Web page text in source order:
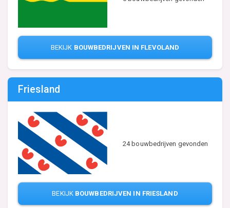
BEKIJK BOUWBEDRIJVEN IN FLEVOLAND
Friesland
24 bouwbedrijven gevonden
BEKIJK BOUWBEDRIJVEN IN FRIESLAND